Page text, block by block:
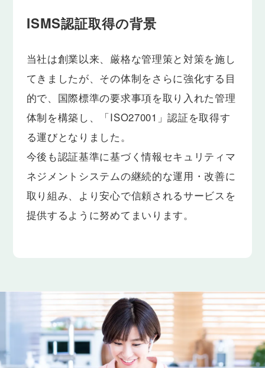
ISMS認証取得の背景
当社は創業以来、厳格な管理策と対策を施し
てきましたが、その体制をさらに強化する目
的で、国際標準の要求事項を取り入れた管理
体制を構築し、「ISO27001」認証を取得す
る運びとなりました。
今後も認証基準に基づく情報セキュリティマ
ネジメントシステムの継続的な運用・改善に
取り組み、より安心で信頼されるサービスを
提供するように努めてまいります。